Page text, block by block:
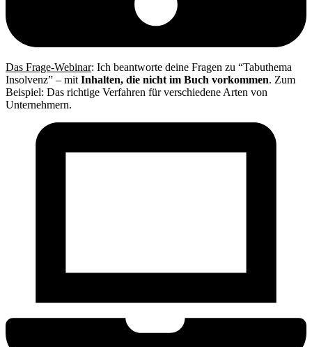
Das Frage-Webinar: Ich beantworte deine Fragen zu “Tabuthema
Insolvenz” – mit Inhalten, die nicht im Buch vorkommen. Zum
Beispiel: Das richtige Verfahren für verschiedene Arten von
Unternehmern.